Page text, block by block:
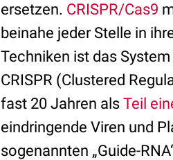
ersetzen. CRISPR/Cas9
beinahe jeder Stelle in
Techniken ist das
CRISPR (Clustered
fast 20 Jahren als Teil
eindringende Viren und
sogenannten „Guide-